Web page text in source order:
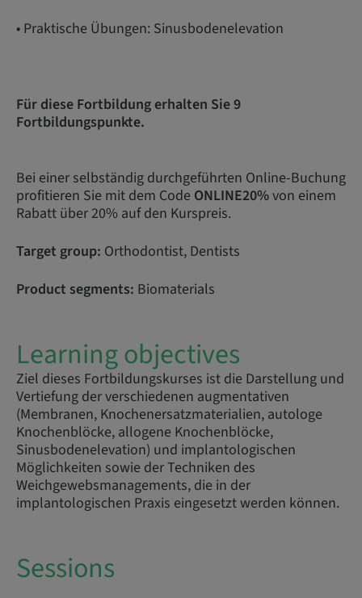
• Praktische Übungen: Sinusbodenelevation
Für diese Fortbildung erhalten Sie 9
Fortbildungspunkte.
Bei einer selbständig durchgeführten Online-Buchung
profitieren Sie mit dem Code ONLINE20%von einem
Rabatt über 20% auf den Kurspreis.
Target group: Orthodontist, Dentists
Product segments: Biomaterials
Learning objectives
Ziel dieses Fortbildungskurses ist die Darstellung und
Vertiefung der verschiedenen augmentativen
(Membranen, Knochenersatzmaterialien, autologe
Knochenblöcke, allogene Knochenblöcke,
Sinusbodenelevation) und implantologischen
Möglichkeiten sowie der Techniken des
Weichgewebsmanagements, die in der
implantologischen Praxis eingesetzt werden können.
Sessions